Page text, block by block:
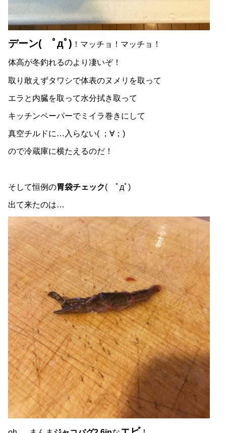
デーン( ﾟдﾟ) ！マッチョ！マッチョ！
体高が冬釣れるのより凄いぞ！
取り敢えずタワシで体表のヌメリを取って
エラと内臓を取って水分拭き取って
キッチンペーパーでミイラ巻きにして
真空チルドに…入らない( ；∀；)
ので冷蔵庫に横たえるのだ！
そして恒例の胃袋チェック( ﾟдﾟ)
出て来たのは…